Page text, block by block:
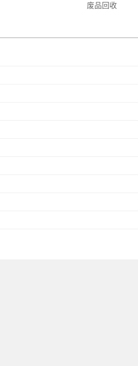
废品回收